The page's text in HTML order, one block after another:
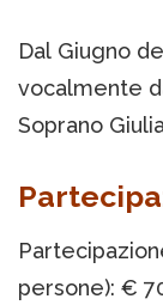
Dal Giugno
vocalmente
Soprano
persone): €